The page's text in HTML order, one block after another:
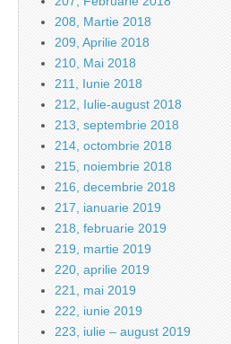
208, Martie 2018
209, Aprilie 2018
210, Mai 2018
211, Iunie 2018
212, Iulie-august 2018
213, septembrie 2018
214, octombrie 2018
215, noiembrie 2018
216, decembrie 2018
217, ianuarie 2019
218, februarie 2019
219, martie 2019
220, aprilie 2019
221, mai 2019
222, iunie 2019
223, iulie – august 2019